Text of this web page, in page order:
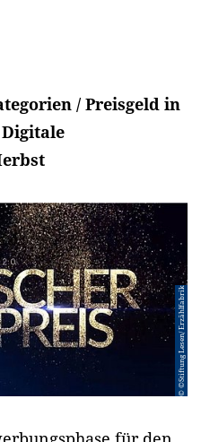
/ Preisgeld in
Digitale
© ©Stiftung Lesen/ Erzählfabrik